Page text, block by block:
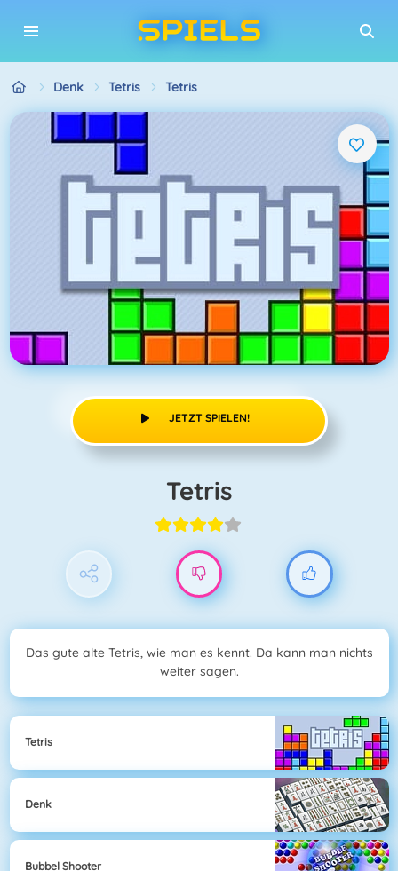
Denk Tetris Tetris
JETZT SPIELEN!
Tetris
Das gute alte Tetris, wie man es kennt. Da kann man nichts
weiter sagen.
Tetris
Denk
Bubbel Shooter